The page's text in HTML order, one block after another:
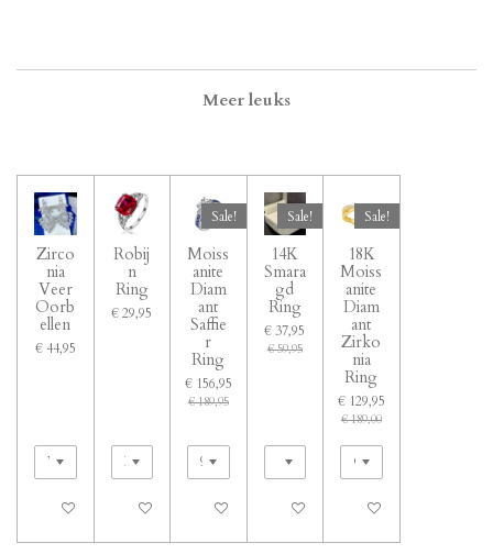
Meer leuks
Zirco
nia
Veer
Oorb
ellen
€ 44,95
In winkelwagen
Robij
n
Ring
€ 29,95
In winkelwagen
Sale!
Moiss
anite
Diam
ant
Saffie
r
Ring
€ 156,95
€ 189,95
In winkelwagen
Sale!
14K
Smara
gd
Ring
€ 37,95
€ 59,95
In winkelwagen
Sale!
18K
Moiss
anite
Diam
ant
Zirko
nia
Ring
€ 129,95
€ 189,00
In winkelwagen